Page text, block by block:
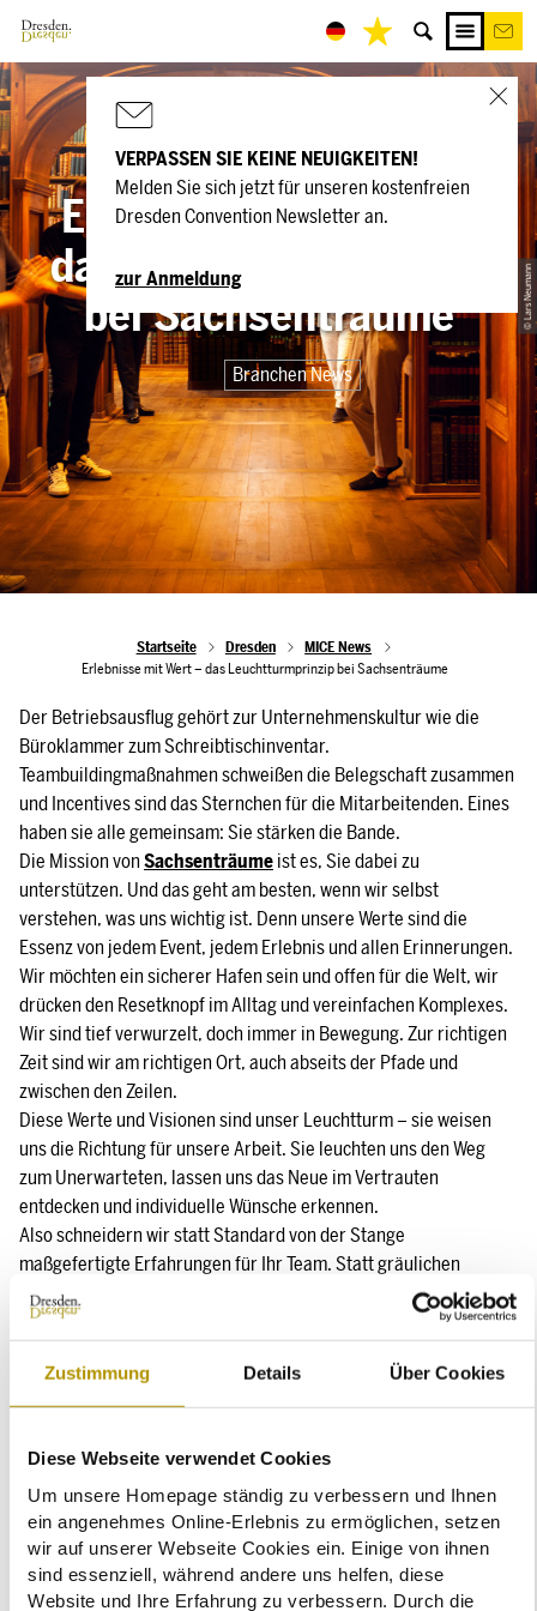
Zustimmung Details Über Cookies
Diese Webseite verwendet Cookies
Um unsere Homepage ständig zu verbessern und Ihnen
ein angenehmes Online-Erlebnis zu ermöglichen, setzen
wir auf unserer Webseite Cookies ein. Einige von ihnen
sind essenziell, während andere uns helfen, diese
Website und Ihre Erfahrung zu verbessern. Durch die
VERPASSEN SIE KEINE NEUIGKEITEN!
Melden Sie sich jetzt für unseren kostenfreien
Dresden Convention Newsletter an.
zur Anmeldung © Lars Neumann
Erlebnisse mit Wert –
das Leuchtturmprinzip
bei Sachsenträume
Branchen News
Startseite Dresden
MICE News
Erlebnisse mit Wert – das Leuchtturmprinzip bei Sachsenträume
Der Betriebsausflug gehört zur Unternehmenskultur wie die
Büroklammer zum Schreibtischinventar.
Teambuildingmaßnahmen schweißen die Belegschaft zusammen
und Incentives sind das Sternchen für die Mitarbeitenden. Eines
haben sie alle gemeinsam: Sie stärken die Bande.
Die Mission von Sachsenträume ist es, Sie dabei zu
unterstützen. Und das geht am besten, wenn wir selbst
verstehen, was uns wichtig ist. Denn unsere Werte sind die
Essenz von jedem Event, jedem Erlebnis und allen Erinnerungen.
Wir möchten ein sicherer Hafen sein und offen für die Welt, wir
drücken den Resetknopf im Alltag und vereinfachen Komplexes.
Wir sind tief verwurzelt, doch immer in Bewegung. Zur richtigen
Zeit sind wir am richtigen Ort, auch abseits der Pfade und
zwischen den Zeilen.
Diese Werte und Visionen sind unser Leuchtturm – sie weisen
uns die Richtung für unsere Arbeit. Sie leuchten uns den Weg
zum Unerwarteten, lassen uns das Neue im Vertrauten
entdecken und individuelle Wünsche erkennen.
Also schneidern wir statt Standard von der Stange
maßgefertigte Erfahrungen für Ihr Team. Statt gräulichen
Tagungshöhlen schaffen wir produktive Rahmen mit Raum zum
Atmen. Statt Präsentkorb mit Dankeskarte liefern wir Erlebnisse
Gemeinsam mit unseren langjährigen Partnern teilen wir seit 15
Jahren unsere Expertise in der Planung und Umsetzung von
Und jedes Jahr aufs Neue entwickeln wir uns weiter. Was immer
bleibt, ist unser Leuchtturm.
Kontakt:
SACHSENTRÄUME Reise- und Veranstaltungsgesellschaft GmbH